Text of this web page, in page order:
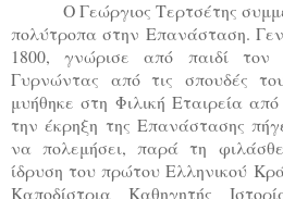
Ο Γεώργιος Τερτσέτης
πολύτροπα στην Επανάσταση.
1800, γνώρισε από παιδί τον
Γυρνώντας από τις σπουδές
μυήθηκε στη Φιλική Εταιρεία
την έκρηξη της Επανάστασης
να πολεμήσει, παρά τη
ίδρυση του πρώτου Ελληνικού
Καποδίστρια Καθηγητής